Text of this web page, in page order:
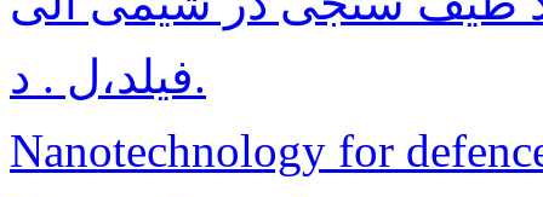
فیلد،ل . د.
Nanotechnology for